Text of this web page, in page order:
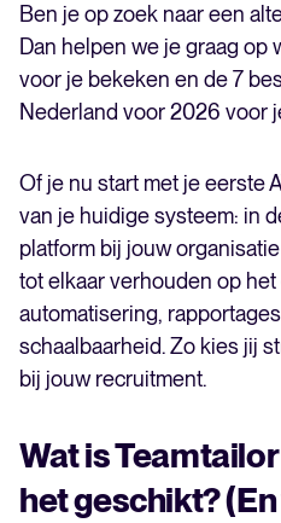
Ben je op zoek naar een
Dan helpen we je graag op
voor je bekeken en de 7
Nederland voor 2026 voor
Of je nu start met je eerste
van je huidige systeem: in
platform bij jouw
tot elkaar verhouden op
automatisering,
schaalbaarheid. Zo kies jij
bij jouw recruitment.
Wat is
het geschikt?